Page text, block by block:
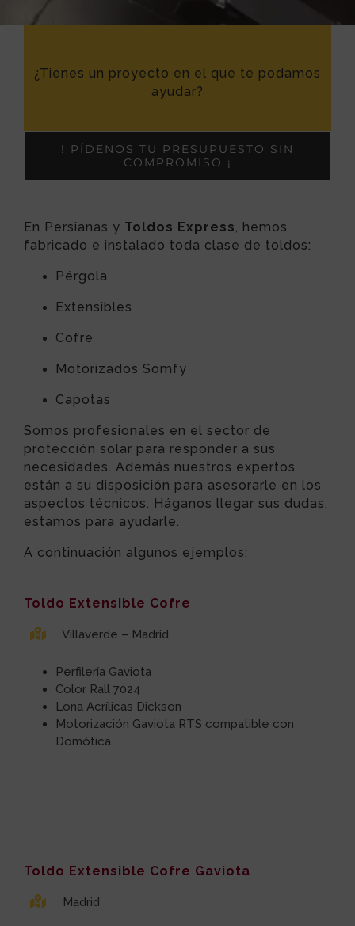
¿Tienes un proyecto en el que te podamos
ayudar?
! PÍDENOS TU PRESUPUESTO SIN
COMPROMISO ¡
En Persianas y Toldos Express, hemos
fabricado e instalado toda clase de toldos:
Pérgola
Extensibles
Cofre
Motorizados Somfy
Capotas
Somos profesionales en el sector de
protección solar para responder a sus
necesidades. Además nuestros expertos
están a su disposición para asesorarle en los
aspectos técnicos. Háganos llegar sus dudas,
estamos para ayudarle.
A continuación algunos ejemplos:
Toldo Extensible Cofre
Villaverde – Madrid
Perfilería Gaviota
Color Rall 7024
Lona Acrílicas Dickson
Motorización Gaviota RTS compatible con
Domótica.
Toldo Extensible Cofre Gaviota
Madrid